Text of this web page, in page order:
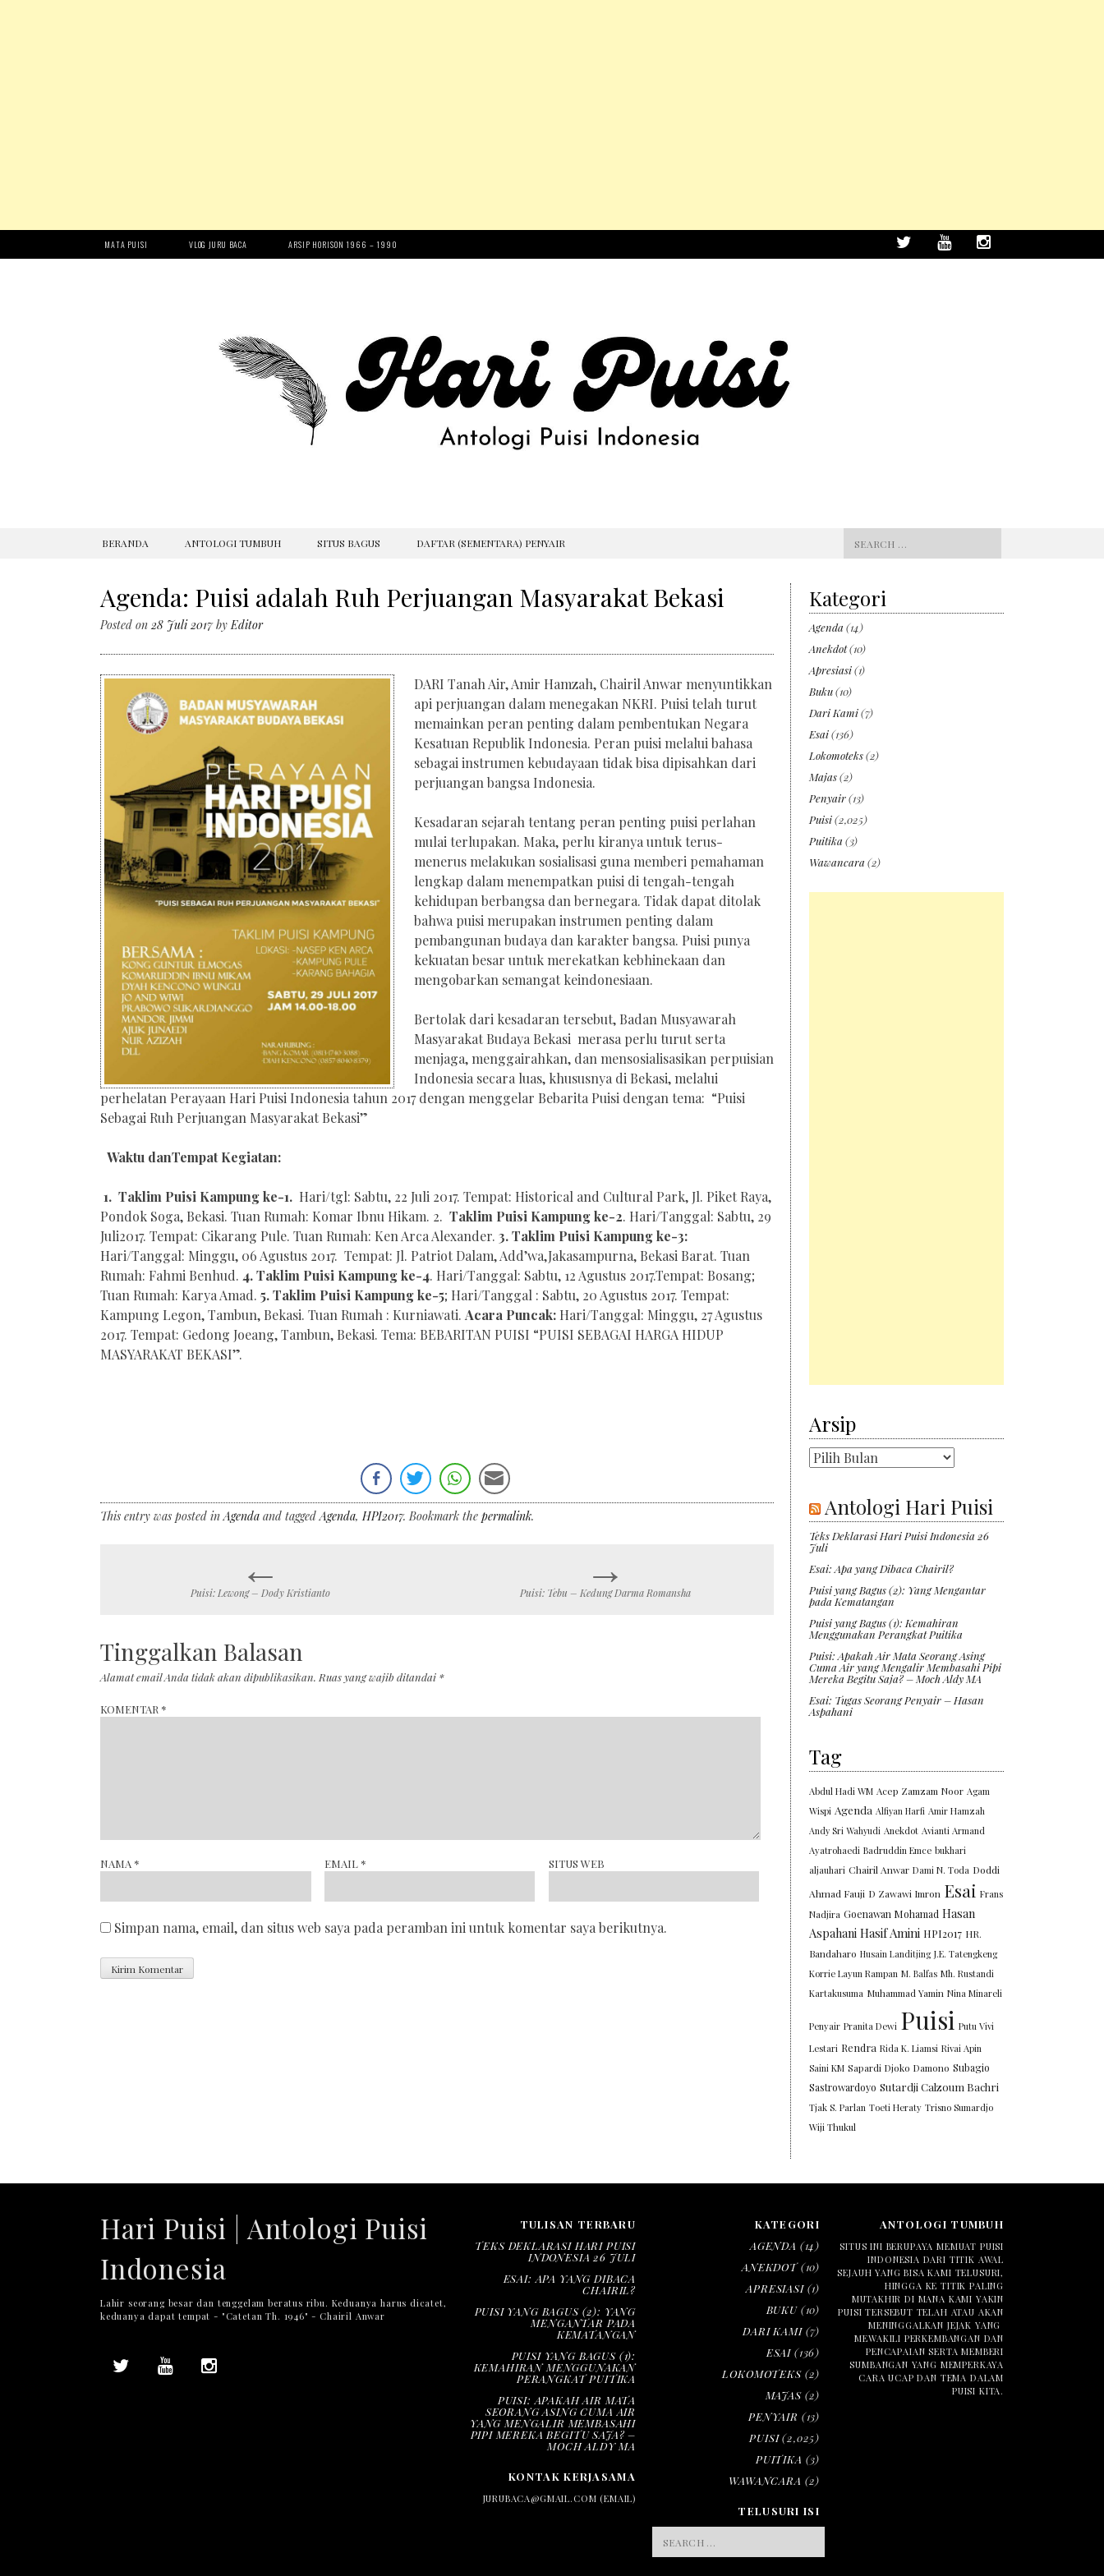
MATA PUISI VLOG JURU BACA ARSIP HORISON 1966 – 1990
SKIP
BERANDA ANTOLOGI TUMBUH SITUS BAGUS DAFTAR (SEMENTARA) PENYAIR
Search
for:
Agenda: Puisi adalah Ruh Perjuangan Masyarakat Bekasi
Posted on 28 Juli 2017byEditor
DARI Tanah Air, Amir Hamzah, Chairil Anwar menyuntikkan
api perjuangan dalam menegakan NKRI. Puisi telah turut
memainkan peran penting dalam pembentukan Negara
Kesatuan Republik Indonesia. Peran puisi melalui bahasa
sebagai instrumen kebudayaan tidak bisa dipisahkan dari
perjuangan bangsa Indonesia.
Kesadaran sejarah tentang peran penting puisi perlahan
mulai terlupakan. Maka, perlu kiranya untuk terus-
menerus melakukan sosialisasi guna memberi pemahaman
lengkap dalam menempatkan puisi di tengah-tengah
kehidupan berbangsa dan bernegara. Tidak dapat ditolak
bahwa puisi merupakan instrumen penting dalam
pembangunan budaya dan karakter bangsa. Puisi punya
kekuatan besar untuk merekatkan kebhinekaan dan
mengobarkan semangat keindonesiaan.
Bertolak dari kesadaran tersebut, Badan Musyawarah
Masyarakat Budaya Bekasi merasa perlu turut serta
menjaga, menggairahkan, dan mensosialisasikan perpuisian
Indonesia secara luas, khususnya di Bekasi, melalui
perhelatan Perayaan Hari Puisi Indonesia tahun 2017 dengan menggelar Bebarita Puisi dengan tema: “Puisi
Sebagai Ruh Perjuangan Masyarakat Bekasi”
Waktu danTempat Kegiatan:
1. Taklim Puisi Kampung ke-1. Hari/tgl: Sabtu, 22 Juli 2017. Tempat: Historical and Cultural Park, Jl. Piket Raya,
Pondok Soga, Bekasi. Tuan Rumah: Komar Ibnu Hikam. 2. Taklim Puisi Kampung ke-2. Hari/Tanggal: Sabtu, 29
Juli2017. Tempat: Cikarang Pule. Tuan Rumah: Ken Arca Alexander. 3. Taklim Puisi Kampung ke-3:
Hari/Tanggal: Minggu, 06 Agustus 2017. Tempat: Jl. Patriot Dalam, Add’wa,Jakasampurna, Bekasi Barat. Tuan
Rumah: Fahmi Benhud. 4. Taklim Puisi Kampung ke-4. Hari/Tanggal: Sabtu, 12 Agustus 2017.Tempat: Bosang;
Tuan Rumah: Karya Amad. 5. Taklim Puisi Kampung ke-5; Hari/Tanggal : Sabtu, 20 Agustus 2017. Tempat:
Kampung Legon, Tambun, Bekasi. Tuan Rumah : Kurniawati. Acara Puncak: Hari/Tanggal: Minggu, 27 Agustus
2017. Tempat: Gedong Joeang, Tambun, Bekasi. Tema: BEBARITAN PUISI “PUISI SEBAGAI HARGA HIDUP
MASYARAKAT BEKASI”.
This entry was posted inAgenda and taggedAgenda,HPI2017. Bookmark the permalink.
navigation
←
Puisi: Lewong – Dody Kristianto →
Puisi: Tebu – Kedung Darma Romansha
Tinggalkan Balasan
Alamat email Anda tidak akan dipublikasikan. Ruas yang wajib ditandai *
KOMENTAR *
NAMA * EMAIL * SITUS WEB
Simpan nama, email, dan situs web saya pada peramban ini untuk komentar saya berikutnya.
Kategori
Agenda (14)
Anekdot(10)
Apresiasi(1)
Buku(10)
Dari Kami(7)
Esai(136)
Lokomoteks(2)
Majas(2)
Penyair(13)
Puisi(2,025)
Puitika (3)
Wawancara (2)
Arsip
Arsip
Antologi Hari Puisi
Teks Deklarasi Hari Puisi Indonesia 26
Juli
Esai: Apa yang Dibaca Chairil?
Puisi yang Bagus (2): Yang Mengantar
pada Kematangan
Puisi yang Bagus (1): Kemahiran
Menggunakan Perangkat Puitika
Puisi: Apakah Air Mata Seorang Asing
Cuma Air yang Mengalir Membasahi Pipi
Mereka Begitu Saja? – Moch Aldy MA
Esai: Tugas Seorang Penyair – Hasan
Aspahani
Tag
Abdul Hadi WM Acep Zamzam Noor Agam
Wispi Agenda Alfiyan Harfi Amir Hamzah
Andy Sri Wahyudi Anekdot Avianti Armand
Ayatrohaedi Badruddin Emce bukhari
aljauhari Chairil Anwar Dami N. Toda Doddi
Ahmad Fauji D Zawawi Imron Esai Frans
Nadjira Goenawan Mohamad Hasan
Aspahani Hasif Amini HPI2017 HR.
Bandaharo Husain Landitjing J.E. Tatengkeng
Korrie Layun Rampan M. Balfas Mh. Rustandi
Kartakusuma Muhammad Yamin Nina Minareli
Penyair Pranita Dewi Puisi Putu Vivi
Lestari Rendra Rida K. Liamsi Rivai Apin
Saini KM Sapardi Djoko Damono Subagio
Sastrowardoyo Sutardji Calzoum Bachri
Tjak S. Parlan Toeti Heraty Trisno Sumardjo
Wiji Thukul
Hari Puisi | Antologi Puisi
Indonesia
Lahir seorang besar dan tenggelam beratus ribu. Keduanya harus dicatet,
keduanya dapat tempat - "Catetan Th. 1946" - Chairil Anwar
TULISAN TERBARU
TEKS DEKLARASI HARI PUISI
INDONESIA 26 JULI
ESAI: APA YANG DIBACA
CHAIRIL?
PUISI YANG BAGUS (2): YANG
MENGANTAR PADA
KEMATANGAN
PUISI YANG BAGUS (1):
KEMAHIRAN MENGGUNAKAN
PERANGKAT PUITIKA
PUISI: APAKAH AIR MATA
SEORANG ASING CUMA AIR
YANG MENGALIR MEMBASAHI
PIPI MEREKA BEGITU SAJA? –
MOCH ALDY MA
KONTAK KERJASAMA
JURUBACA@GMAIL.COM (EMAIL)
KATEGORI
AGENDA (14)
ANEKDOT(10)
APRESIASI(1)
BUKU(10)
DARI KAMI(7)
ESAI (136)
LOKOMOTEKS(2)
MAJAS(2)
PENYAIR (13)
PUISI(2,025)
PUITIKA (3)
WAWANCARA (2)
TELUSURI ISI
FOR:
ANTOLOGI TUMBUH
SITUS INI BERUPAYA MEMUAT PUISI
INDONESIA DARI TITIK AWAL
SEJAUH YANG BISA KAMI TELUSURI,
HINGGA KE TITIK PALING
MUTAKHIR DI MANA KAMI YAKIN
PUISI TERSEBUT TELAH ATAU AKAN
MENINGGALKAN JEJAK YANG
MEWAKILI PERKEMBANGAN DAN
PENCAPAIAN SERTA MEMBERI
SUMBANGAN YANG MEMPERKAYA
CARA UCAP DAN TEMA DALAM
PUISI KITA.